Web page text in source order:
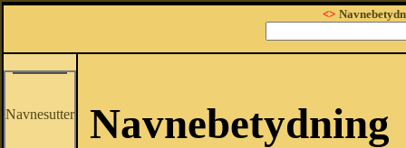
<>
Navnesutter Navnebetydning